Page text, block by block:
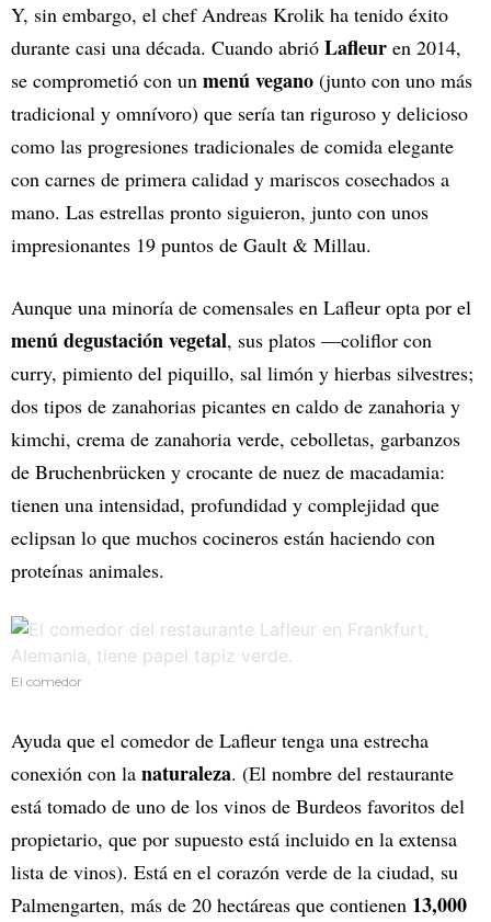
Y, sin embargo, el chef Andreas Krolik ha tenido éxito
durante casi una década. Cuando abrió Lafleur en 2014,
se comprometió con un menú vegano (junto con uno más
tradicional y omnívoro) que sería tan riguroso y delicioso
como las progresiones tradicionales de comida elegante
con carnes de primera calidad y mariscos cosechados a
mano. Las estrellas pronto siguieron, junto con unos
impresionantes 19 puntos de Gault & Millau.
Aunque una minoría de comensales en Lafleur opta por el
menú degustación vegetal, sus platos —coliflor con
curry, pimiento del piquillo, sal limón y hierbas silvestres;
dos tipos de zanahorias picantes en caldo de zanahoria y
kimchi, crema de zanahoria verde, cebolletas, garbanzos
de Bruchenbrücken y crocante de nuez de macadamia:
tienen una intensidad, profundidad y complejidad que
eclipsan lo que muchos cocineros están haciendo con
proteínas animales.
El comedor
Ayuda que el comedor de Lafleur tenga una estrecha
conexión con la naturaleza. (El nombre del restaurante
está tomado de uno de los vinos de Burdeos favoritos del
propietario, que por supuesto está incluido en la extensa
lista de vinos). Está en el corazón verde de la ciudad, su
Palmengarten, más de 20 hectáreas que contienen 13,000